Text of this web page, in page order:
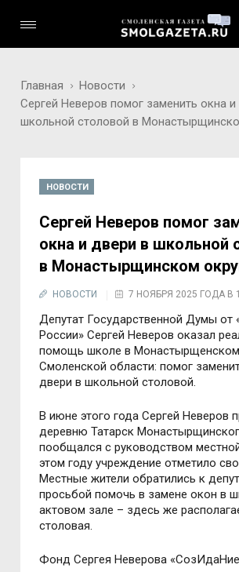
Главная
Новости
Сергей Неверов помог заменить окна и
школьной столовой в
НОВОСТИ
Сергей Неверов помог
окна и двери в школьной
в Монастырщинском
НОВОСТИ 7 НОЯБРЯ 2025 ГОДА В
Депутат Государственной Думы от
России» Сергей Неверов оказал
помощь школе в Монастырщенском
Смоленской области: помог
двери в школьной столовой.
В июне этого года Сергей Неверов
деревню Татарск
пообщался с руководством
этом году учреждение отметило
Местные жители обратились к
просьбой помочь в замене окон в
актовом зале – здесь же
столовая.
Фонд Сергея Неверова